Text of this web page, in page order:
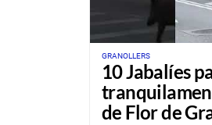
GRANOLLERS
10 Jabalíes
de Flor de